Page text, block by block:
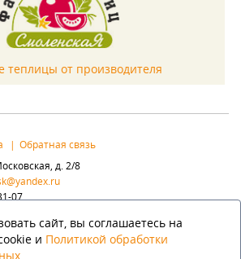
сайт, вы соглашаетесь на
и Политикой обработки
теплицы от производителя
ворота
Флюгера
Обратная связь
д. 2/8
07